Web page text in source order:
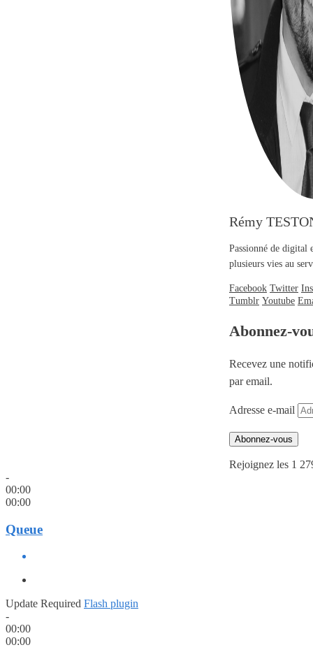
Rémy
Passionné de digital
plusieurs vies au
Facebook Twitter
Tumblr Youtube
Abonnez-
Recevez une
par email.
Adresse e-mail
Abonnez-vous
Rejoignez les 1
-
00:00
00:00
Queue
Update Required Flash plugin
-
00:00
00:00